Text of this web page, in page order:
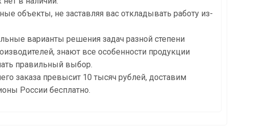
объекты, не заставляя вас откладывать работу из-
варианты решения задач разной степени
знают все особенности продукции
правильный выбор.
заказа превысит 10 тысяч рублей, доставим
России бесплатно.